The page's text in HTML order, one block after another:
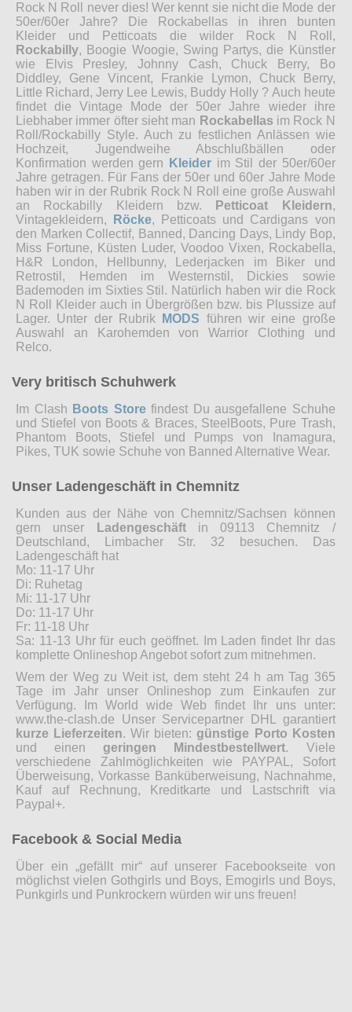
Rock N Roll never dies! Wer kennt sie nicht die Mode der
50er/60er Jahre? Die Rockabellas in ihren bunten
Kleider und Petticoats die wilder Rock N Roll,
Rockabilly, Boogie Woogie, Swing Partys, die Künstler
wie Elvis Presley, Johnny Cash, Chuck Berry, Bo
Diddley, Gene Vincent, Frankie Lymon, Chuck Berry,
Little Richard, Jerry Lee Lewis, Buddy Holly ? Auch heute
findet die Vintage Mode der 50er Jahre wieder ihre
Liebhaber immer öfter sieht man Rockabellas im Rock N
Roll/Rockabilly Style. Auch zu festlichen Anlässen wie
Hochzeit, Jugendweihe Abschlußbällen oder
Konfirmation werden gern
Kleiderim Stil der 50er/60er
Jahre getragen. Für Fans der 50er und 60er Jahre Mode
haben wir in der Rubrik Rock N Roll eine große Auswahl
an Rockabilly Kleidern bzw.
Petticoat Kleidern,
Vintagekleidern,
Röcke, Petticoats und Cardigans von
den Marken Collectif, Banned, Dancing Days, Lindy Bop,
Miss Fortune, Küsten Luder, Voodoo Vixen, Rockabella,
H&R London, Hellbunny, Lederjacken im Biker und
Retrostil, Hemden im Westernstil, Dickies sowie
Bademoden im Sixties Stil. Natürlich haben wir die Rock
N Roll Kleider auch in Übergrößen bzw. bis Plussize auf
Lager. Unter der Rubrik
MODS führen wir eine große
Auswahl an Karohemden von Warrior Clothing und
Relco.
Very britisch Schuhwerk
Im Clash Boots Storefindest Du ausgefallene Schuhe
und Stiefel von Boots & Braces, SteelBoots, Pure Trash,
Phantom Boots, Stiefel und Pumps von Inamagura,
Pikes, TUK sowie Schuhe von Banned Alternative Wear.
Unser Ladengeschäft in Chemnitz
Kunden aus der Nähe von Chemnitz/Sachsen können
gern unser
Ladengeschäftin 09113 Chemnitz /
Deutschland, Limbacher Str. 32 besuchen. Das
Ladengeschäft hat
Mo: 11-17 Uhr
Di: Ruhetag
Mi: 11-17 Uhr
Do: 11-17 Uhr
Fr: 11-18 Uhr
Sa: 11-13 Uhr für euch geöffnet. Im Laden findet Ihr das
komplette Onlineshop Angebot sofort zum mitnehmen.
Wem der Weg zu Weit ist, dem steht 24 h am Tag 365
Tage im Jahr unser Onlineshop zum Einkaufen zur
Verfügung. Im World wide Web findet Ihr uns unter:
www.the-clash.de Unser Servicepartner DHL garantiert
kurze Lieferzeiten. Wir bieten:günstige Porto Kosten
und einengeringen Mindestbestellwert. Viele
verschiedene Zahlmöglichkeiten wie PAYPAL, Sofort
Überweisung, Vorkasse Banküberweisung, Nachnahme,
Kauf auf Rechnung, Kreditkarte und Lastschrift via
Paypal+.
Facebook & Social Media
Über ein „gefällt mir“ auf unserer Facebookseite von
möglichst vielen Gothgirls und Boys, Emogirls und Boys,
Punkgirls und Punkrockern würden wir uns freuen!